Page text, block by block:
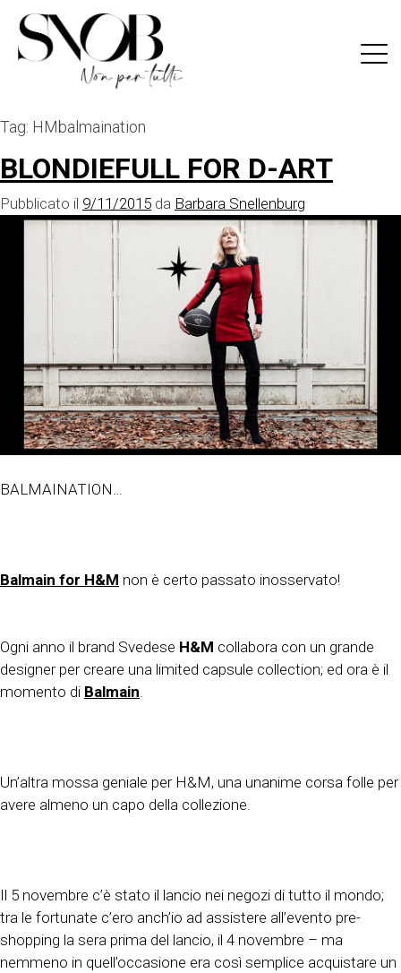
content
Tag: HMbalmaination
BLONDIEFULL FOR D-ART
Pubblicato il 9/11/2015 da Barbara Snellenburg
BALMAINATION…
Balmain for H&M non è certo passato inosservato!
Ogni anno il brand Svedese H&M collabora con un grande
designer per creare una limited capsule collection; ed ora è il
momento di Balmain.
Un’altra mossa geniale per H&M, una unanime corsa folle per
avere almeno un capo della collezione.
Il 5 novembre c’è stato il lancio nei negozi di tutto il mondo;
tra le fortunate c’ero anch’io ad assistere all’evento pre-
shopping la sera prima del lancio, il 4 novembre – ma
nemmeno in quell’occasione era così semplice acquistare un